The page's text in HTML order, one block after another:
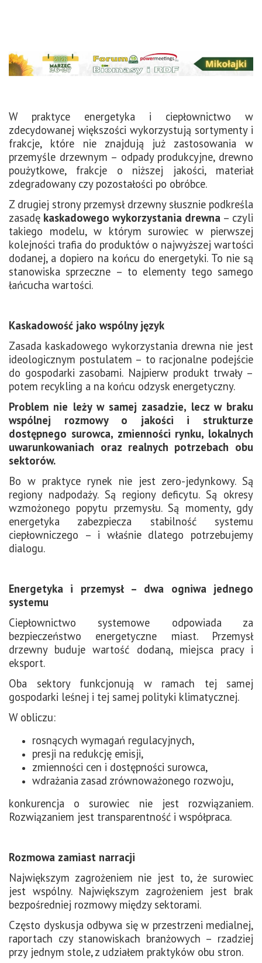
W praktyce energetyka i ciepłownictwo w
zdecydowanej większości wykorzystują sortymenty i
frakcje, które nie znajdują już zastosowania w
przemyśle drzewnym – odpady produkcyjne, drewno
poużytkowe, frakcje o niższej jakości, materiał
zdegradowany czy pozostałości po obróbce.
Z drugiej strony przemysł drzewny słusznie podkreśla
zasadę kaskadowego wykorzystania drewna – czyli
takiego modelu, w którym surowiec w pierwszej
kolejności trafia do produktów o najwyższej wartości
dodanej, a dopiero na końcu do energetyki. To nie są
stanowiska sprzeczne – to elementy tego samego
łańcucha wartości.
Kaskadowość jako wspólny język
Zasada kaskadowego wykorzystania drewna nie jest
ideologicznym postulatem – to racjonalne podejście
do gospodarki zasobami. Najpierw produkt trwały –
potem recykling a na końcu odzysk energetyczny.
Problem nie leży w samej zasadzie, lecz w braku
wspólnej rozmowy o jakości i strukturze
dostępnego surowca, zmienności rynku, lokalnych
uwarunkowaniach oraz realnych potrzebach obu
sektorów.
Bo w praktyce rynek nie jest zero-jedynkowy. Są
regiony nadpodaży. Są regiony deficytu. Są okresy
wzmożonego popytu przemysłu. Są momenty, gdy
energetyka zabezpiecza stabilność systemu
ciepłowniczego – i właśnie dlatego potrzebujemy
dialogu.
Energetyka i przemysł – dwa ogniwa jednego
systemu
Ciepłownictwo systemowe odpowiada za
bezpieczeństwo energetyczne miast. Przemysł
drzewny buduje wartość dodaną, miejsca pracy i
eksport.
Oba sektory funkcjonują w ramach tej samej
gospodarki leśnej i tej samej polityki klimatycznej.
W obliczu:
rosnących wymagań regulacyjnych,
presji na redukcję emisji,
zmienności cen i dostępności surowca,
wdrażania zasad zrównoważonego rozwoju,
konkurencja o surowiec nie jest rozwiązaniem.
Rozwiązaniem jest transparentność i współpraca.
Rozmowa zamiast narracji
Największym zagrożeniem nie jest to, że surowiec
jest wspólny. Największym zagrożeniem jest brak
bezpośredniej rozmowy między sektorami.
Często dyskusja odbywa się w przestrzeni medialnej,
raportach czy stanowiskach branżowych – rzadziej
przy jednym stole, z udziałem praktyków obu stron.